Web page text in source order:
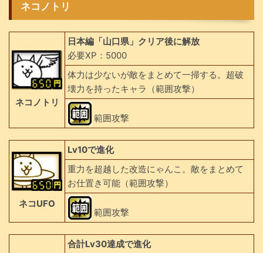
ネコノトリ
ネコノトリ
日本編「山口県」クリア後に解放
必要XP：5000
体力は少ないが敵をまとめて一掃する。超破
壊力を持ったキャラ（範囲攻撃）
範囲攻撃
ネコUFO
Lv10で進化
重力を超越した改造にゃんこ。敵をまとめて
お仕置き可能（範囲攻撃）
範囲攻撃
合計Lv30達成で進化